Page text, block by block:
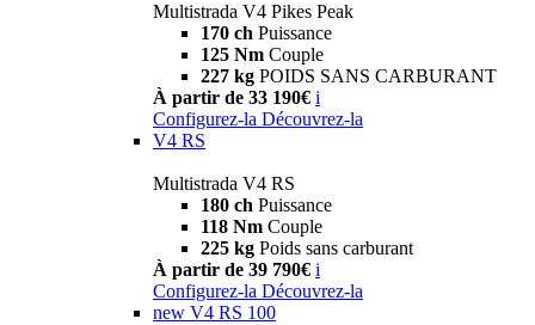
Multistrada V4 Pikes Peak
170 ch Puissance
125 Nm Couple
227 kg POIDS SANS CARBURANT
À partir de 33 190€ i
Configurez-la Découvrez-la
V4 RS
Multistrada V4 RS
180 ch Puissance
118 Nm Couple
225 kg Poids sans carburant
À partir de 39 790€ i
Configurez-la Découvrez-la
new V4 RS 100